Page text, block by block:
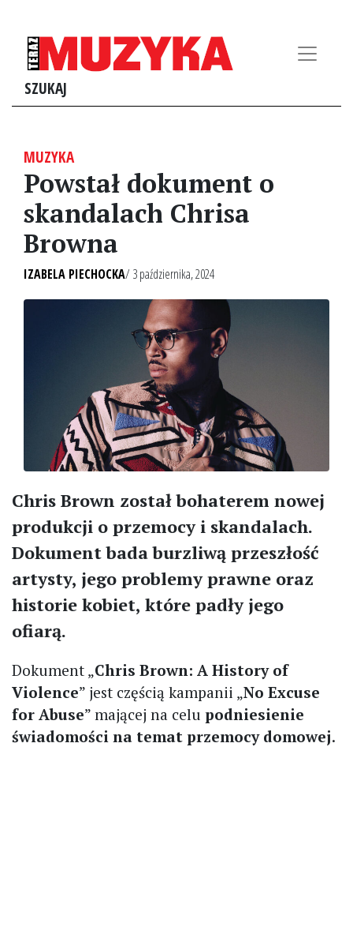
SZUKAJ
MUZYKA
Powstał dokument o
skandalach Chrisa
Browna
IZABELA PIECHOCKA/ 3 października, 2024
Chris Brown został bohaterem nowej
produkcji o przemocy i skandalach.
Dokument bada burzliwą przeszłość
artysty, jego problemy prawne oraz
historie kobiet, które padły jego
ofiarą.
Dokument „Chris Brown: A History of
Violence” jest częścią kampanii „No Excuse
for Abuse” mającej na celu podniesienie
świadomości na temat przemocy domowej.